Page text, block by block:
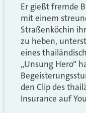
Er gießt fremde
mit einem
Straßenköchin
zu heben,
eines
„Unsung Hero“
den Clip des
Insurance auf